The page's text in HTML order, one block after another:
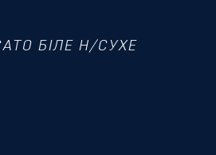
БІЛЕ Н/СУХЕ